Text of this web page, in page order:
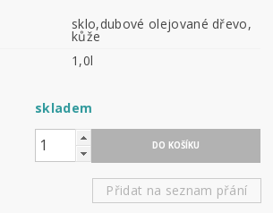
sklo,dubové olejované dřevo,
kůže
1,0l
skladem
Přidat na seznam přání